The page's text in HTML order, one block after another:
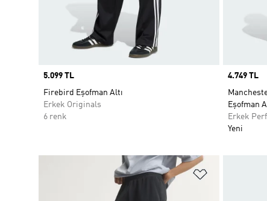
Price
5.099 TL
Firebird Eşofman Altı
Erkek Originals
6 renk
Price
4.749 TL
Eşofman
Erkek
Yeni
Favori